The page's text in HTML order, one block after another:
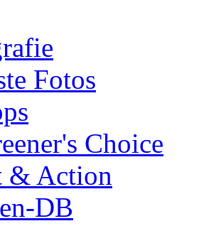
Fotos
Choice
& Action
DB